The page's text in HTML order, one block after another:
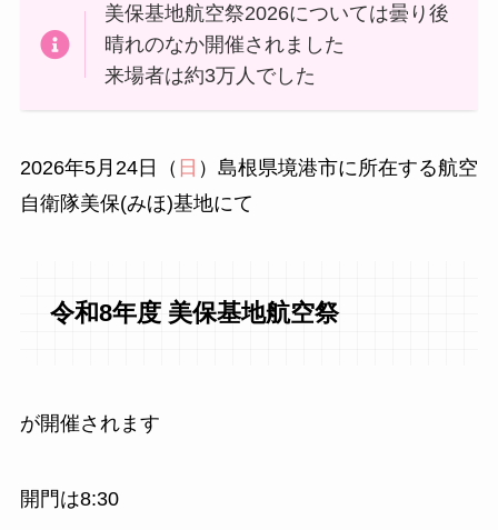
美保基地航空祭2026については曇り後
晴れのなか開催されました
来場者は約3万人でした
2026年5月24日（ 日 ）島根県境港市に所在する航空
自衛隊美保(みほ)基地にて
令和8年度 美保基地航空祭
が開催されます
開門は8:30